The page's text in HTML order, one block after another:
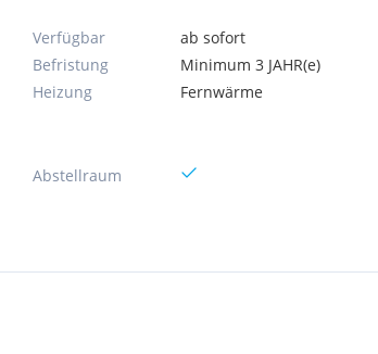
Verfügbar
ab sofort
Befristung
Minimum 3 JAHR(e)
Heizung
Fernwärme
Abstellraum